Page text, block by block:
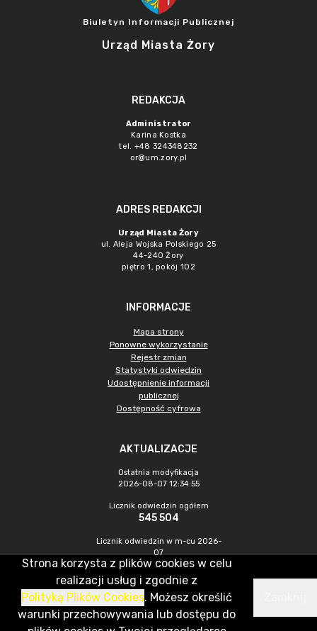
Biuletyn Informacji Publicznej
Urząd Miasta Żory
REDAKCJA
Administrator
Karina Kostka
tel. +48 324348232
or@um.zory.pl
ADRES REDAKCJI
Urząd Miasta Żory
ul. Aleja Wojska Polskiego 25
44-240 Żory
piętro 1, pokój 102
INFORMACJE
Mapa strony
Ponowne wykorzystanie
Rejestr zmian
Statystyki odwiedzin
Udostępnienie informacji
publicznej
Dostępność cyfrowa
AKTUALIZACJE
Ostatnia modyfikacja
2026-08-07 12:34:55
Licznik odwiedzin ogółem
545 504
Licznik odwiedzin w m-cu 2026-
07
1 520
CMS & Hosting: Nefeni Sp. z o.o.
Strona korzysta z plików cookies w celu
realizacji usług i zgodnie z
Polityką Plików Cookies. Możesz określić
warunki przechowywania lub dostępu do